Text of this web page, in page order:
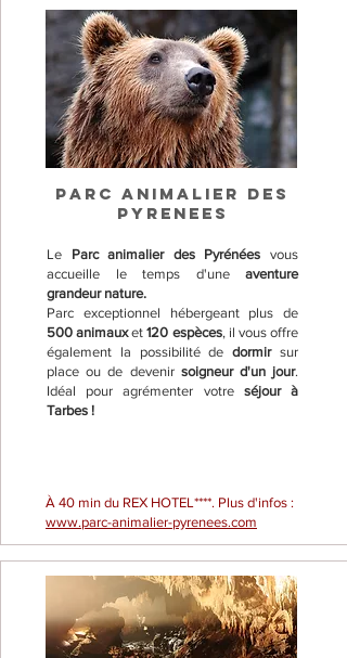
PARC ANIMALIER DES
PYRENEES
Le Parc animalier des Pyrénées vous
accueille le temps d'une aventure
grandeur nature.
Parc exceptionnel hébergeant plus de
500 animauxet120 espèces, il vous offre
également la possibilité dedormirsur
place ou de devenir soigneur d'un jour.
Idéal pour agrémenter votreséjour à
Tarbes !
À 40 min du REX HOTEL****. Plus d'infos :
www.parc-animalier-pyrenees.com